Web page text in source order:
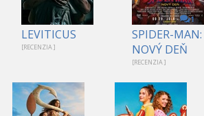
LEVITICUS
[RECENZIA ]
1
SPIDER-MAN:
NOVÝ DEŇ
[RECENZIA ]